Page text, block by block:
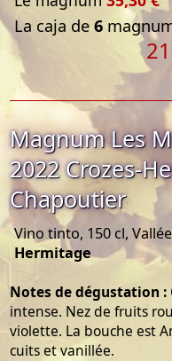
La caja de 6
Magnum Les
2022 Crozes-
Chapoutier
Vino tinto, 150 cl,
Hermitage
Notes de dégustation :
intense. Nez de fruits
violette. La bouche est
cuits et vanillée.